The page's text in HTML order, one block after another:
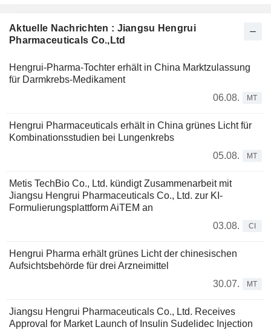
Aktuelle Nachrichten : Jiangsu Hengrui
Pharmaceuticals Co.,Ltd
Hengrui-Pharma-Tochter erhält in China Marktzulassung
für Darmkrebs-Medikament
06.08.
MT
Hengrui Pharmaceuticals erhält in China grünes Licht für
Kombinationsstudien bei Lungenkrebs
05.08.
MT
Metis TechBio Co., Ltd. kündigt Zusammenarbeit mit
Jiangsu Hengrui Pharmaceuticals Co., Ltd. zur KI-
Formulierungsplattform AiTEM an
03.08.
CI
Hengrui Pharma erhält grünes Licht der chinesischen
Aufsichtsbehörde für drei Arzneimittel
30.07.
MT
Jiangsu Hengrui Pharmaceuticals Co., Ltd. Receives
Approval for Market Launch of Insulin Sudelidec Injection